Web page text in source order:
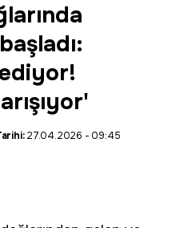
27.04.2026 - 09:45